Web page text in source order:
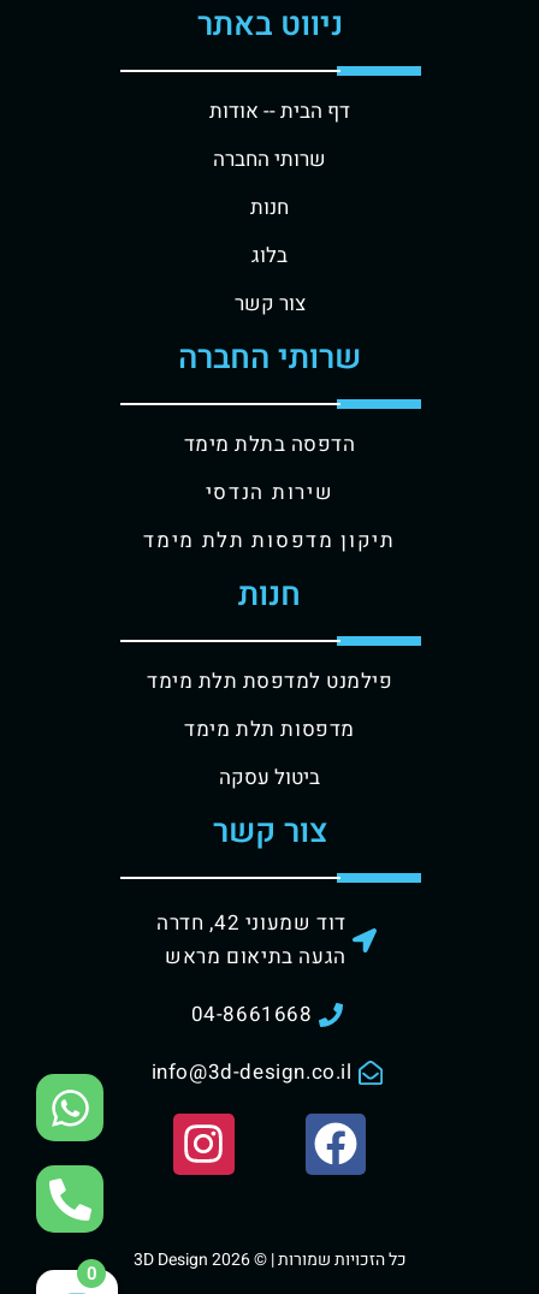
0
ניווט באתר
דף הבית -- אודות
שרותי החברה
חנות
בלוג
צור קשר
שרותי החברה
הדפסה בתלת מימד
שירות הנדסי
תיקון מדפסות תלת מימד
חנות
פילמנט למדפסת תלת מימד
מדפסות תלת מימד
ביטול עסקה
צור קשר
דוד שמעוני 42, חדרה
הגעה בתיאום מראש
04-8661668
info@3d-design.co.il
כל הזכויות שמורות | © 3D Design 2026